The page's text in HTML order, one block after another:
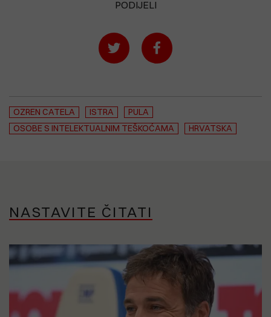
PODIJELI
OZREN CATELA ISTRA
PULA
OSOBE S INTELEKTUALNIM TEŠKOĆAMA
HRVATSKA
NASTAVITE ČITATI